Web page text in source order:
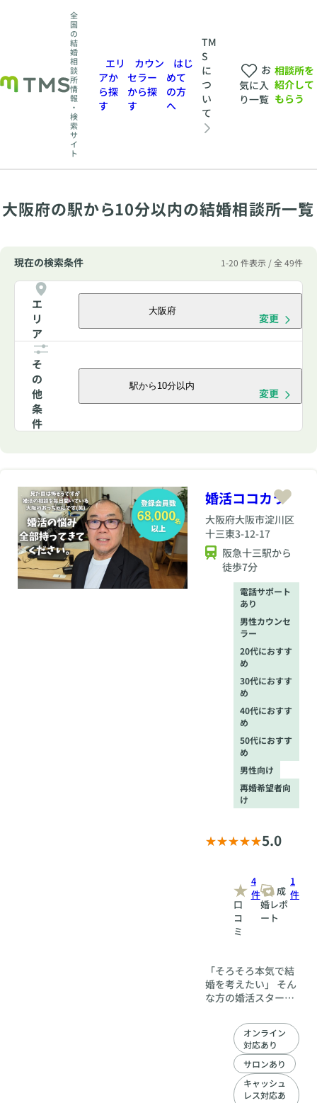
全
国
の
結
婚
相
談
所
情
報
・
検
索
サ
イ
ト
エリ
アか
ら探
す
カウン
セラー
から探
す
はじ
めて
の方
へ
TM
S
に
つ
い
て
お
気に入
り一覧
相談所を
紹介して
もらう
大阪府の駅から10分以内の結婚相談所一覧
現在の検索条件 1-20 件表示 / 全 49件
エ
リ
ア
大阪府
変更
そ
の
他
条
件
駅から10分以内
変更
婚活ココカラ
大阪府大阪市淀川区
十三東3-12-17
阪急十三駅から
徒歩7分
電話サポート
あり
男性カウンセ
ラー
20代におすす
め
30代におすす
め
40代におすす
め
50代におすす
め
男性向け
再婚希望者向
け
5.0
口
コ
ミ
4
件
成
婚レポ
ート
1
件
「そろそろ本気で結
婚を考えたい」 そん
な方の婚活スタート
ココカラでは、期間
限定で通常66,000円
の入会金を無料にい
たします。 結婚相談
所での婚活を始めよ
うか迷っている方
オンライン
対応あり
サロンあり
キャッシュ
レス対応あ